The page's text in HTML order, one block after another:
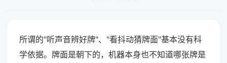
所谓的"听声音辨好牌"、"看抖动猜牌面"基本没有科
学依据。牌面是朝下的，机器本身也不知道哪张牌是